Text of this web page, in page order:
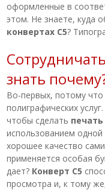
оформленные в
этом. Не знаете, куда
конвертах С5?
знать
Во-первых, потому
полиграфических
чтобы сделать
использованием
хорошее качество
применяется особая
дает? Конверт С5
просмотра и, к тому